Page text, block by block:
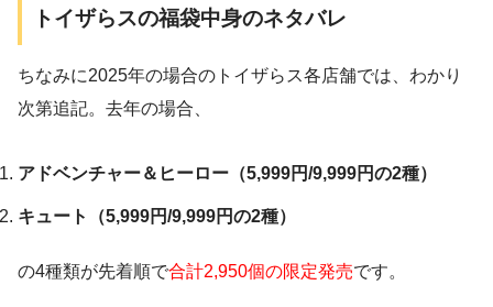
トイザらスの福袋中身のネタバレ
ちなみに2025年の場合のトイザらス各店舗では、わかり
次第追記。去年の場合、
アドベンチャー＆ヒーロー（5,999円/9,999円の2種）
キュート（5,999円/9,999円の2種）
の4種類が先着順で合計2,950個の限定発売です。